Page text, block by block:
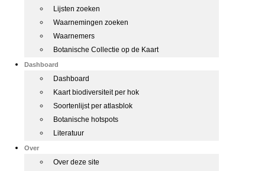
Lijsten zoeken
Waarnemingen zoeken
Waarnemers
Botanische Collectie op de Kaart
Dashboard
Dashboard
Kaart biodiversiteit per hok
Soortenlijst per atlasblok
Botanische hotspots
Literatuur
Over
Over deze site